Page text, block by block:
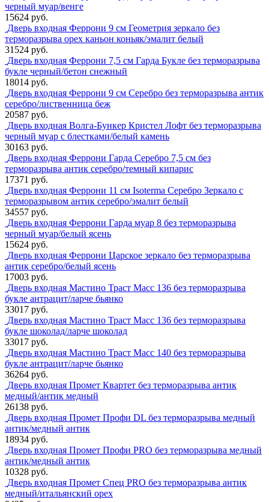
черный муар/венге
15624 руб.
Дверь входная Феррони 9 см Геометрия зеркало без
терморазрыва орех каньон коньяк/эмалит белый
31524 руб.
Дверь входная Феррони 7,5 см Гарда Букле без терморазрыва
букле черный/бетон снежный
18014 руб.
Дверь входная Феррони 9 см Серебро без терморазрыва антик
серебро/лиственница беж
20587 руб.
Дверь входная Волга-Бункер Кристел Лофт без терморазрыва
черный муар с блестками/белый камень
30163 руб.
Дверь входная Феррони Гарда Серебро 7,5 см без
терморазрыва антик серебро/темный кипарис
17371 руб.
Дверь входная Феррони 11 см Isoterma Серебро Зеркало с
терморазрывом антик серебро/эмалит белый
34557 руб.
Дверь входная Феррони Гарда муар 8 без терморазрыва
черный муар/белый ясень
15624 руб.
Дверь входная Феррони Царское зеркало без терморазрыва
антик серебро/белый ясень
17003 руб.
Дверь входная Мастино Траст Масс 136 без терморазрыва
букле антрацит/ларче бьянко
33017 руб.
Дверь входная Мастино Траст Масс 136 без терморазрыва
букле шоколад/ларче шоколад
33017 руб.
Дверь входная Мастино Траст Масс 140 без терморазрыва
букле антрацит/ларче бьянко
36264 руб.
Дверь входная Промет Квартет без терморазрыва антик
медный/антик медный
26138 руб.
Дверь входная Промет Профи DL без терморазрыва медный
антик/медный антик
18934 руб.
Дверь входная Промет Профи PRO без терморазрыва медный
антик/медный антик
10328 руб.
Дверь входная Промет Спец PRO без терморазрыва антик
медный/итальянский орех